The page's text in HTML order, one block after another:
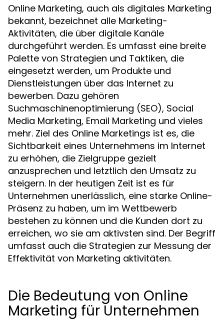
Online Marketing, auch als digitales Marketing
bekannt, bezeichnet alle Marketing-
Aktivitäten, die über digitale Kanäle
durchgeführt werden. Es umfasst eine breite
Palette von Strategien und Taktiken, die
eingesetzt werden, um Produkte und
Dienstleistungen über das Internet zu
bewerben. Dazu gehören
Suchmaschinenoptimierung (SEO), Social
Media Marketing, Email Marketing und vieles
mehr. Ziel des Online Marketings ist es, die
Sichtbarkeit eines Unternehmens im Internet
zu erhöhen, die Zielgruppe gezielt
anzusprechen und letztlich den Umsatz zu
steigern. In der heutigen Zeit ist es für
Unternehmen unerlässlich, eine starke Online-
Präsenz zu haben, um im Wettbewerb
bestehen zu können und die Kunden dort zu
erreichen, wo sie am aktivsten sind. Der Begriff
umfasst auch die Strategien zur Messung der
Effektivität von Marketing aktivitäten.
Die Bedeutung von Online
Marketing für Unternehmen